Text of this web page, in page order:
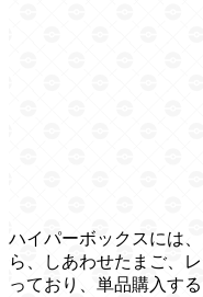
ハイパーボックスには
ら、しあわせたまご、
っており、単品購入す